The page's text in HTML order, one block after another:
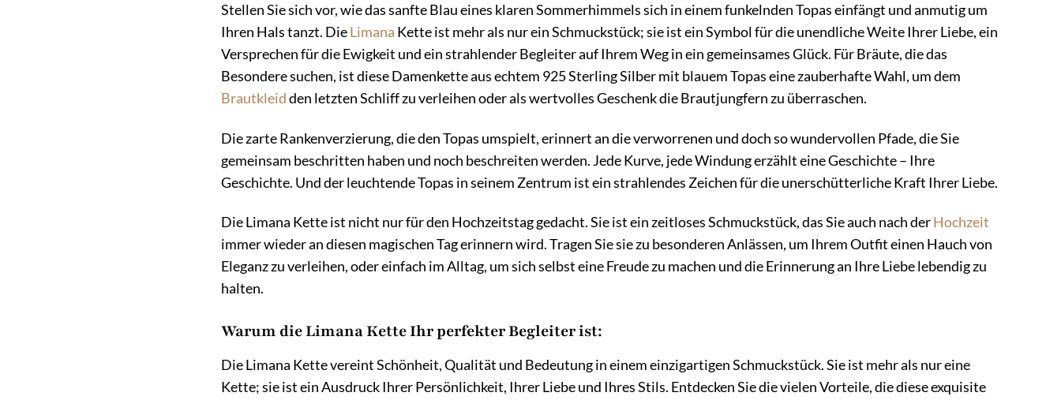
Stellen Sie sich vor, wie das sanfte Blau eines klaren Sommerhimmels sich in einem funkelnden Topas einfängt und anmutig um
Ihren Hals tanzt. DieLimana Kette ist mehr als nur ein Schmuckstück; sie ist ein Symbol für die unendliche Weite Ihrer Liebe, ein
Versprechen für die Ewigkeit und ein strahlender Begleiter auf Ihrem Weg in ein gemeinsames Glück. Für Bräute, die das
Besondere suchen, ist diese Damenkette aus echtem 925 Sterling Silber mit blauem Topas eine zauberhafte Wahl, um dem
Brautkleidden letzten Schliff zu verleihen oder als wertvolles Geschenk die Brautjungfern zu überraschen.
Die zarte Rankenverzierung, die den Topas umspielt, erinnert an die verworrenen und doch so wundervollen Pfade, die Sie
gemeinsam beschritten haben und noch beschreiten werden. Jede Kurve, jede Windung erzählt eine Geschichte – Ihre
Geschichte. Und der leuchtende Topas in seinem Zentrum ist ein strahlendes Zeichen für die unerschütterliche Kraft Ihrer Liebe.
Die Limana Kette ist nicht nur für den Hochzeitstag gedacht. Sie ist ein zeitloses Schmuckstück, das Sie auch nach derHochzeit
immer wieder an diesen magischen Tag erinnern wird. Tragen Sie sie zu besonderen Anlässen, um Ihrem Outfit einen Hauch von
Eleganz zu verleihen, oder einfach im Alltag, um sich selbst eine Freude zu machen und die Erinnerung an Ihre Liebe lebendig zu
halten.
Warum die Limana Kette Ihr perfekter Begleiter ist:
Die Limana Kette vereint Schönheit, Qualität und Bedeutung in einem einzigartigen Schmuckstück. Sie ist mehr als nur eine
Kette; sie ist ein Ausdruck Ihrer Persönlichkeit, Ihrer Liebe und Ihres Stils. Entdecken Sie die vielen Vorteile, die diese exquisite